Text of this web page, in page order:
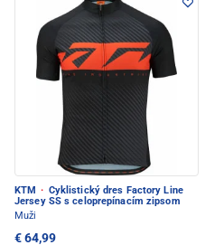
KTM · Cyklistický dres Factory Line
Jersey SS s celoprepínacím zipsom
Muži
€ 64,99